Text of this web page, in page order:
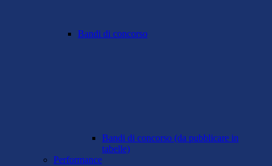
Bandi di concorso
Bandi di concorso (da pubblicare in
tabelle)
Performance